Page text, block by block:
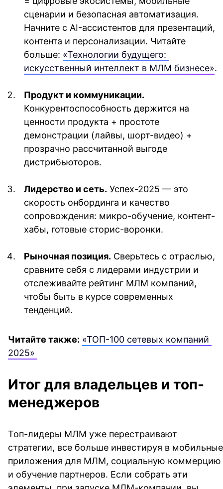
сценарии и безопасная автоматизация.
Начните с AI-ассистентов для презентаций,
контента и персонализации. Читайте
больше: «Технологии будущего:
искусственный интеллект в МЛМ бизнесе».
Продукт и коммуникации.
Конкурентоспособность держится на
ценности продукта + простоте
демонстрации (лайвы, шорт-видео) +
прозрачно рассчитанной выгоде
дистрибьюторов.
Лидерство и сеть. Успех-2025 — это
скорость онбординга и качество
сопровождения: микро-обучение, контент-
хабы, готовые сторис-воронки.
Рыночная позиция. Сверьтесь с отраслью,
сравните себя с лидерами индустрии и
отслеживайте рейтинг МЛМ компаний,
чтобы быть в курсе современных
тенденций.
Читайте также: «ТОП-100 сетевых компаний
2025»
Итог для владельцев и топ-
менеджеров
Топ-лидеры МЛМ уже перестраивают
стратегии, все больше инвестируя в мобильные
приложения для МЛМ, социальную коммерцию
и обучение партнеров. Если собрать эти